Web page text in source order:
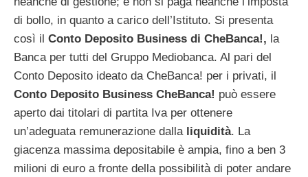
di bollo, in quanto a carico dell’Istituto. Si presenta
così il Conto Deposito Business di CheBanca!, la
Banca per tutti del Gruppo Mediobanca. Al pari del
Conto Deposito ideato da CheBanca! per i privati, il
Conto Deposito Business CheBanca! può essere
aperto dai titolari di partita Iva per ottenere
un’adeguata remunerazione dallaliquidità. La
giacenza massima depositabile è ampia, fino a ben 3
milioni di euro a fronte della possibilità di poter andare